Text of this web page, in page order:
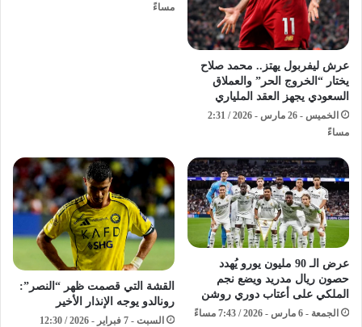
​عرش ليفربول يهتز.. محمد صلاح
يختار “الخروج الحر” والعملاق
السعودي يجهز العقد الملياري
الخميس - 26 مارس - 2026 / 2:31
مساءً
مساءً
عرض الـ 90 مليون يورو يُهدد
حصون ريال مدريد ويضع نجم
الملكي على أعتاب دوري روشن
الجمعة - 6 مارس - 2026 / 7:43 مساءً
القشة التي قصمت ظهر “النصر”:
رونالدو يوجه الإنذار الأخير
السبت - 7 فبراير - 2026 / 12:30